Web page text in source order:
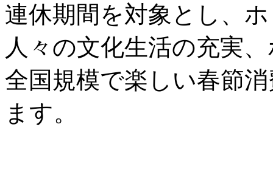
連休期間を対象とし、
人々の文化生活の充実
全国規模で楽しい春節
ます。